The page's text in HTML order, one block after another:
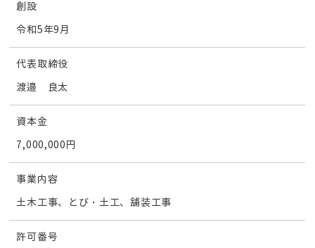
創設
令和5年9月
代表取締役
渡邉 良太
資本金
7,000,000円
事業内容
土木工事、とび・土工、舗装工事
許可番号